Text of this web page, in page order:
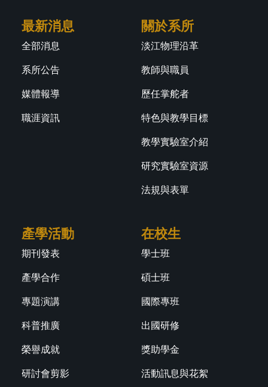
最新消息
全部消息
系所公告
媒體報導
職涯資訊
關於系所
淡江物理沿革
教師與職員
歷任掌舵者
特色與教學目標
教學實驗室介紹
研究實驗室資源
法規與表單
產學活動
期刊發表
產學合作
專題演講
科普推廣
榮譽成就
研討會剪影
在校生
學士班
碩士班
國際專班
出國研修
獎助學金
活動訊息與花絮